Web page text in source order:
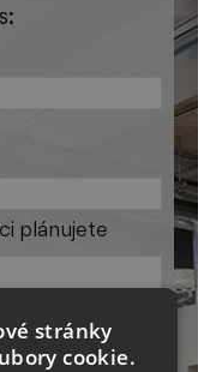
plánujete
stránky
cookie.